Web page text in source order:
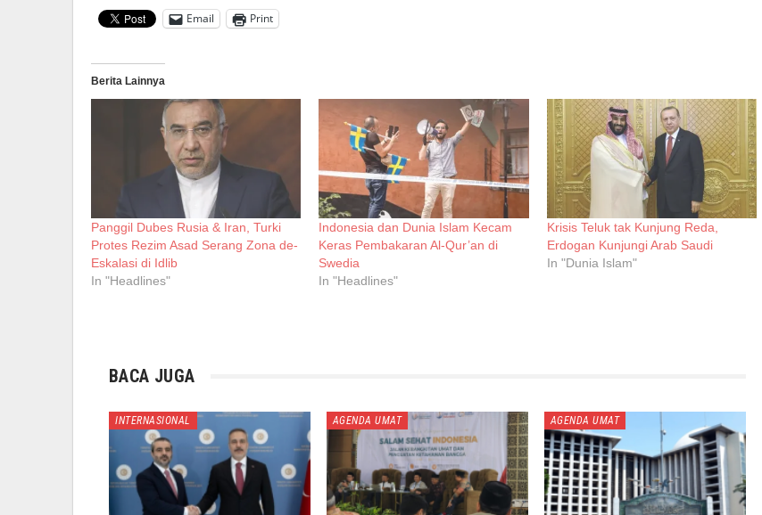
Email Print
Berita Lainnya
Panggil Dubes Rusia & Iran, Turki
Protes Rezim Asad Serang Zona de-
Eskalasi di Idlib
In "Headlines"
Indonesia dan Dunia Islam Kecam
Keras Pembakaran Al-Qur’an di
Swedia
In "Headlines"
Krisis Teluk tak Kunjung Reda,
Erdogan Kunjungi Arab Saudi
In "Dunia Islam"
BACA JUGA
INTERNASIONAL AGENDA UMAT AGENDA UMAT